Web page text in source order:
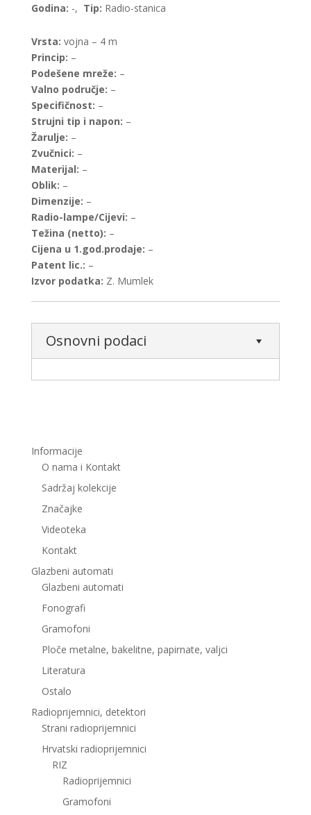
Godina: -, Tip: Radio-stanica
Vrsta: vojna – 4 m
Princip: –
Podešene mreže: –
Valno područje: –
Specifičnost: –
Strujni tip i napon: –
Žarulje: –
Zvučnici: –
Materijal: –
Oblik: –
Dimenzije: –
Radio-lampe/Cijevi: –
Težina (netto): –
Cijena u 1.god.prodaje: –
Patent lic.: –
Izvor podatka: Z. Mumlek
Osnovni podaci
Informacije
O nama i Kontakt
Sadržaj kolekcije
Značajke
Videoteka
Kontakt
Glazbeni automati
Glazbeni automati
Fonografi
Gramofoni
Ploče metalne, bakelitne, papirnate, valjci
Literatura
Ostalo
Radioprijemnici, detektori
Strani radioprijemnici
Hrvatski radioprijemnici
RIZ
Radioprijemnici
Gramofoni